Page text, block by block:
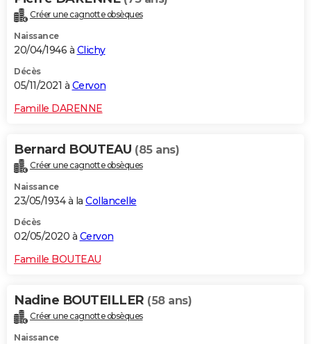
Créer une cagnotte obsèques
Naissance
20/04/1946 à Clichy
Décès
05/11/2021 à Cervon
Famille DARENNE
Bernard BOUTEAU (85 ans)
Créer une cagnotte obsèques
Naissance
23/05/1934 à la Collancelle
Décès
02/05/2020 à Cervon
Famille BOUTEAU
Nadine BOUTEILLER (58 ans)
Créer une cagnotte obsèques
Naissance